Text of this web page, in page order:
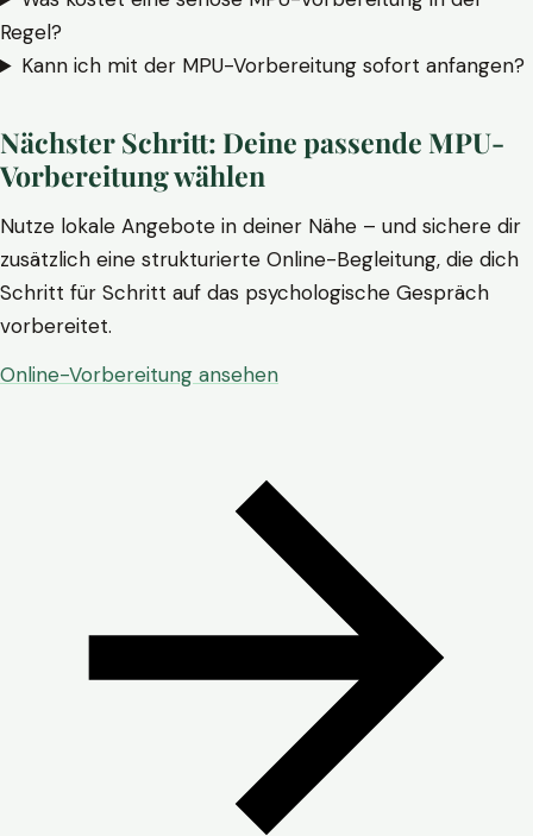
Regel?
Kann ich mit der MPU-Vorbereitung sofort anfangen?
Nächster Schritt: Deine passende MPU-
Vorbereitung wählen
Nutze lokale Angebote in deiner Nähe – und sichere dir
zusätzlich eine strukturierte Online-Begleitung, die dich
Schritt für Schritt auf das psychologische Gespräch
vorbereitet.
Online-Vorbereitung ansehen